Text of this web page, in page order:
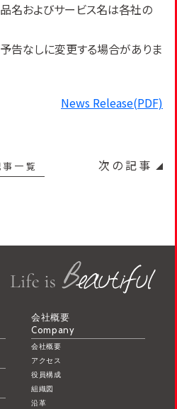
名およびサービス名は各社の
告なしに変更する場合がありま
News Release(PDF)
次の記事
事一覧
会社概要
Company
会社概要
アクセス
役員構成
組織図
沿革